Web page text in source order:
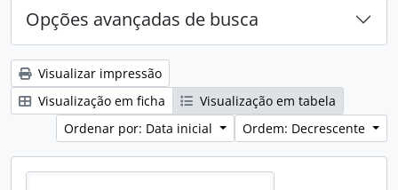
Opções avançadas de busca
Visualizar impressão
Visualização em ficha
Visualização em tabela
Ordenar por: Data inicial
Ordem: Decrescente